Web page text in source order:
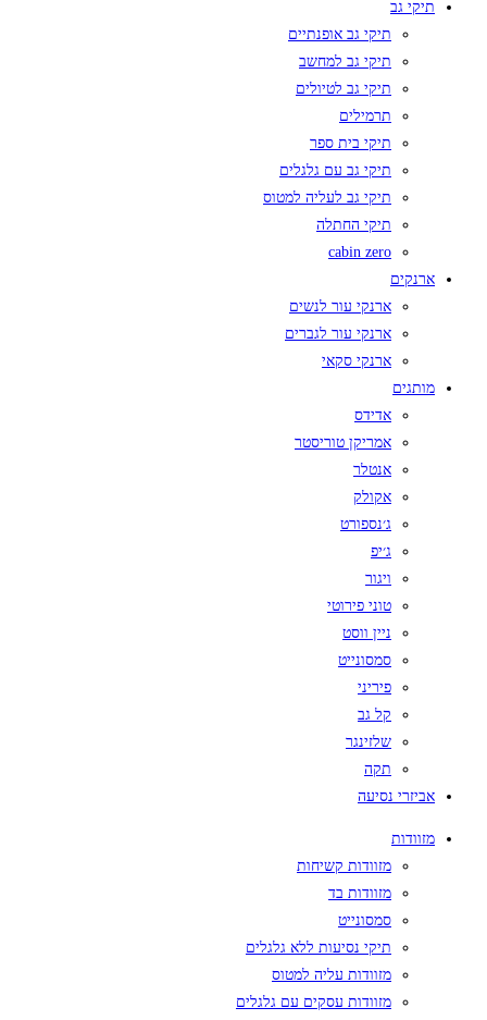
תיקי גב
תיקי גב אופנתיים
תיקי גב למחשב
תיקי גב לטיולים
תרמילים
תיקי בית ספר
תיקי גב עם גלגלים
תיקי גב לעליה למטוס
תיקי החתלה
cabin zero
ארנקים
ארנקי עור לנשים
ארנקי עור לגברים
ארנקי סקאי
מותגים
אדידס
אמריקן טוריסטר
אנטלר
אקולק
ג׳נספורט
ג׳יפ
ויגור
טוני פירוטי
ניין ווסט
סמסונייט
פיריני
קל גב
שלזינגר
תקה
אביזרי נסיעה
מזוודות
מזוודות קשיחות
מזוודות בד
סמסונייט
תיקי נסיעות ללא גלגלים
מזוודות עליה למטוס
מזוודות עסקים עם גלגלים